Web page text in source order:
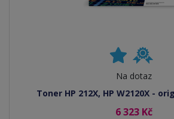
Na dotaz
Toner HP 212X, HP W2120X -
6 323 Kč